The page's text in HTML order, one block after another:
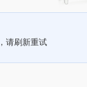
请刷新重试